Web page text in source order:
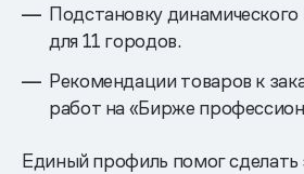
Подстановку
для 11 городов.
Рекомендации товаров к
работ на «Бирже
Единый профиль помог сделать